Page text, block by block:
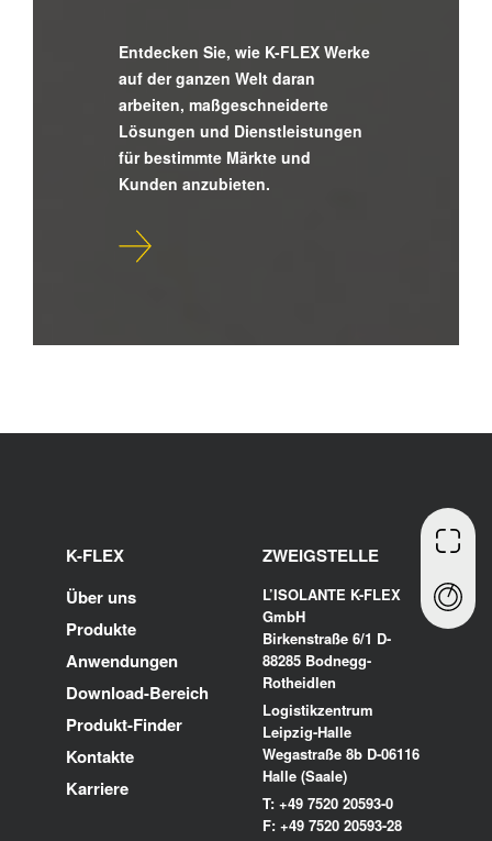
Entdecken Sie, wie K-FLEX Werke
auf der ganzen Welt daran
arbeiten, maßgeschneiderte
Lösungen und Dienstleistungen
für bestimmte Märkte und
Kunden anzubieten.
K-FLEX
Über uns
Produkte
Anwendungen
Download-Bereich
Produkt-Finder
Kontakte
Karriere
ZWEIGSTELLE
L’ISOLANTE K-FLEX
GmbH
Birkenstraße 6/1 D-
88285 Bodnegg-
Rotheidlen
Logistikzentrum
Leipzig-Halle
Wegastraße 8b D-06116
Halle (Saale)
T: +49 7520 20593-0
F: +49 7520 20593-28